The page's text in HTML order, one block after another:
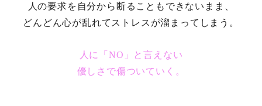
人の要求を自分から断ることもできないまま、
どんどん心が乱れてストレスが溜まってしまう。
人に「NO」と言えない
優しさで傷ついていく。